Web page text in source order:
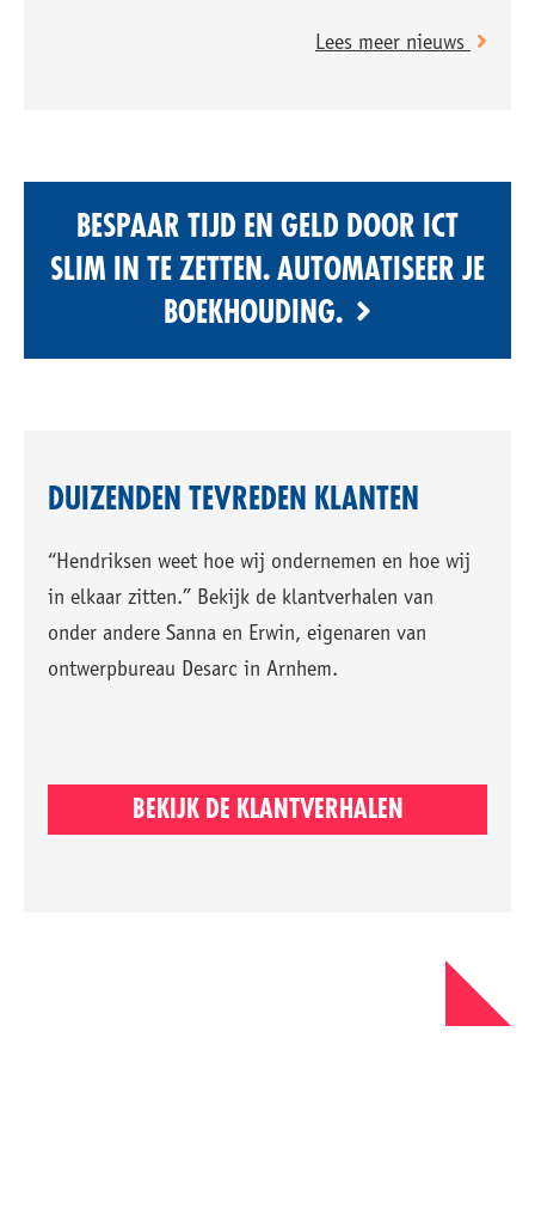
afwaarderen. De eerste vordering van ruim €
Lees meer nieuws
BESPAAR TIJD EN GELD DOOR ICT
SLIM IN TE ZETTEN. AUTOMATISEER JE
BOEKHOUDING.
DUIZENDEN TEVREDEN KLANTEN
“Hendriksen weet hoe wij ondernemen en hoe wij
in elkaar zitten.” Bekijk de klantverhalen van
onder andere Sanna en Erwin, eigenaren van
ontwerpbureau Desarc in Arnhem.
BEKIJK DE KLANTVERHALEN